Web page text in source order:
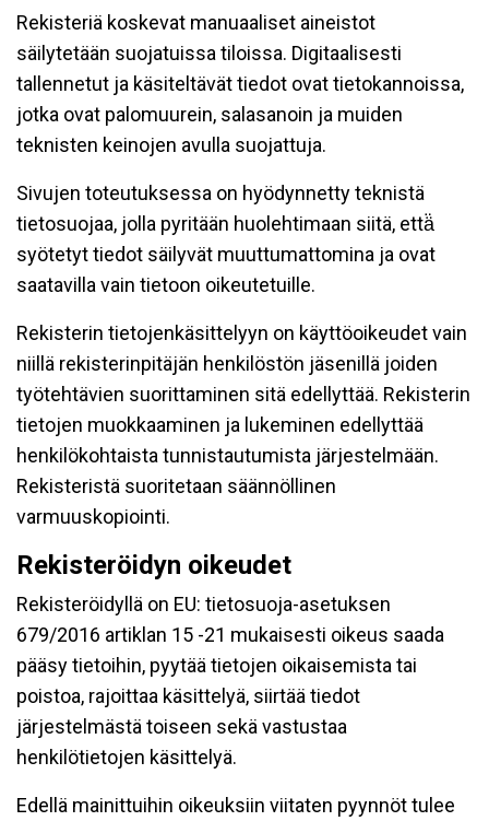
Rekisteriä koskevat manuaaliset aineistot
säilytetään suojatuissa tiloissa. Digitaalisesti
tallennetut ja käsiteltävät tiedot ovat tietokannoissa,
jotka ovat palomuurein, salasanoin ja muiden
teknisten keinojen avulla suojattuja.
Sivujen toteutuksessa on hyödynnetty teknistä
tietosuojaa, jolla pyritään huolehtimaan siitä, että̈
syötetyt tiedot säilyvät muuttumattomina ja ovat
saatavilla vain tietoon oikeutetuille.
Rekisterin tietojenkäsittelyyn on käyttöoikeudet vain
niillä rekisterinpitäjän henkilöstön jäsenillä joiden
työtehtävien suorittaminen sitä edellyttää. Rekisterin
tietojen muokkaaminen ja lukeminen edellyttää
henkilökohtaista tunnistautumista järjestelmään.
Rekisteristä suoritetaan säännöllinen
varmuuskopiointi.
Rekisteröidyn oikeudet
Rekisteröidyllä on EU: tietosuoja-asetuksen
679/2016 artiklan 15 -21 mukaisesti oikeus saada
pääsy tietoihin, pyytää tietojen oikaisemista tai
poistoa, rajoittaa käsittelyä, siirtää tiedot
järjestelmästä toiseen sekä vastustaa
henkilötietojen käsittelyä.
Edellä mainittuihin oikeuksiin viitaten pyynnöt tulee